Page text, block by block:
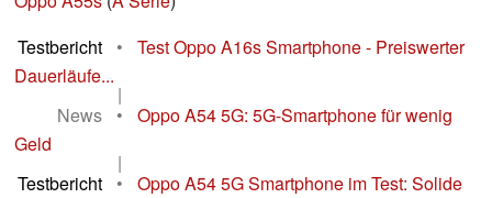
Testbericht
•
Test Oppo A16s Smartphone - Preiswerter
Dauerläufe...
|
News
•
Oppo A54 5G: 5G-Smartphone für wenig
Geld
|
Testbericht
•
Oppo A54 5G Smartphone im Test: Solide